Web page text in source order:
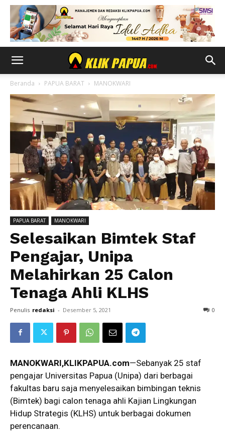
Beranda PAPUA BARAT MANOKWARI
PAPUA BARAT MANOKWARI
Selesaikan Bimtek Staf
Pengajar, Unipa
Melahirkan 25 Calon
Tenaga Ahli KLHS
Penulis redaksi - Desember 5, 2021 0
MANOKWARI,KLIKPAPUA.com—Sebanyak 25 staf
pengajar Universitas Papua (Unipa) dari berbagai
fakultas baru saja menyelesaikan bimbingan teknis
(Bimtek) bagi calon tenaga ahli Kajian Lingkungan
Hidup Strategis (KLHS) untuk berbagai dokumen
perencanaan.